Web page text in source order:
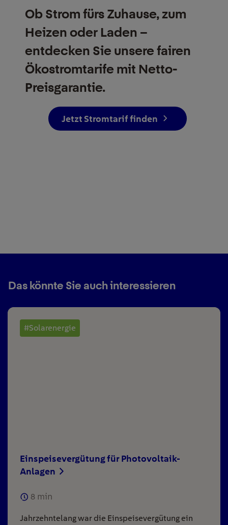
Ob Strom fürs Zuhause, zum
Heizen oder Laden –
entdecken Sie unsere fairen
Ökostrom­tarife mit Netto-
Preisgarantie.
Jetzt Stromtarif finden
Das könnte Sie auch interessieren
#Solarenergie
Einspeisevergütung für Photovoltaik-
Anlagen
8 min
Jahrzehntelang war die Einspeisevergütung ein